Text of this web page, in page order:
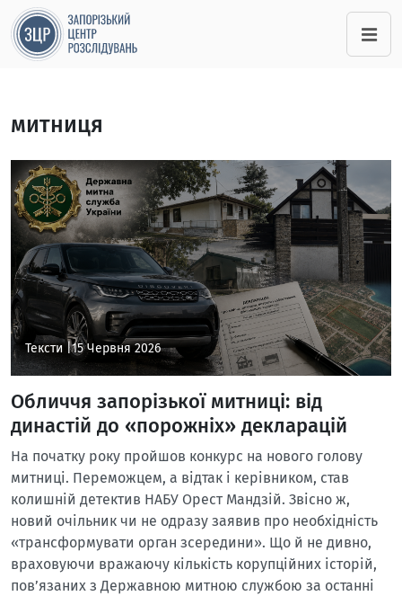
митниця
Тексти |15 Червня 2026
Обличчя запорізької митниці: від
династій до «порожніх» декларацій
На початку року пройшов конкурс на нового голову
митниці. Переможцем, а відтак і керівником, став
колишній детектив НАБУ Орест Мандзій. Звісно ж,
новий очільник чи не одразу заявив про необхідність
«трансформувати орган зсередини». Що й не дивно,
враховуючи вражаючу кількість корупційних історій,
пов’язаних з Державною митною службою за останні